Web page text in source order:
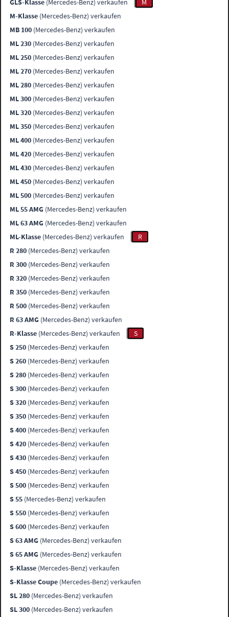
GLS-Klasse (Mercedes-Benz) verkaufen
M
M-Klasse (Mercedes-Benz) verkaufen
MB 100 (Mercedes-Benz) verkaufen
ML 230 (Mercedes-Benz) verkaufen
ML 250 (Mercedes-Benz) verkaufen
ML 270 (Mercedes-Benz) verkaufen
ML 280 (Mercedes-Benz) verkaufen
ML 300 (Mercedes-Benz) verkaufen
ML 320 (Mercedes-Benz) verkaufen
ML 350 (Mercedes-Benz) verkaufen
ML 400 (Mercedes-Benz) verkaufen
ML 420 (Mercedes-Benz) verkaufen
ML 430 (Mercedes-Benz) verkaufen
ML 450 (Mercedes-Benz) verkaufen
ML 500 (Mercedes-Benz) verkaufen
ML 55 AMG (Mercedes-Benz) verkaufen
ML 63 AMG (Mercedes-Benz) verkaufen
ML-Klasse (Mercedes-Benz) verkaufen
R
R 280 (Mercedes-Benz) verkaufen
R 300 (Mercedes-Benz) verkaufen
R 320 (Mercedes-Benz) verkaufen
R 350 (Mercedes-Benz) verkaufen
R 500 (Mercedes-Benz) verkaufen
R 63 AMG (Mercedes-Benz) verkaufen
R-Klasse (Mercedes-Benz) verkaufen
S
S 250 (Mercedes-Benz) verkaufen
S 260 (Mercedes-Benz) verkaufen
S 280 (Mercedes-Benz) verkaufen
S 300 (Mercedes-Benz) verkaufen
S 320 (Mercedes-Benz) verkaufen
S 350 (Mercedes-Benz) verkaufen
S 400 (Mercedes-Benz) verkaufen
S 420 (Mercedes-Benz) verkaufen
S 430 (Mercedes-Benz) verkaufen
S 450 (Mercedes-Benz) verkaufen
S 500 (Mercedes-Benz) verkaufen
S 55 (Mercedes-Benz) verkaufen
S 550 (Mercedes-Benz) verkaufen
S 600 (Mercedes-Benz) verkaufen
S 63 AMG (Mercedes-Benz) verkaufen
S 65 AMG (Mercedes-Benz) verkaufen
S-Klasse (Mercedes-Benz) verkaufen
S-Klasse Coupe (Mercedes-Benz) verkaufen
SL 280 (Mercedes-Benz) verkaufen
SL 300 (Mercedes-Benz) verkaufen